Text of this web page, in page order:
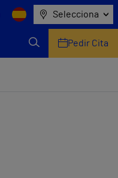
Selecciona
Pedir Cita